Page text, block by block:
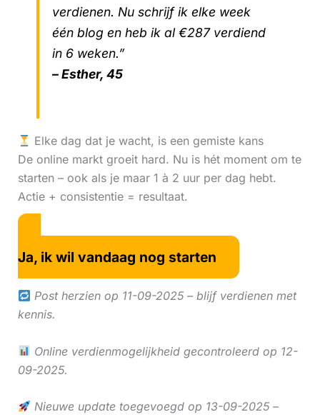
verdienen. Nu schrijf ik elke week
één blog en heb ik al €287 verdiend
in 6 weken.”
– Esther, 45
Elke dag dat je wacht, is een gemiste kans
De online markt groeit hard. Nu is hét moment om te
starten – ook als je maar 1 à 2 uur per dag hebt.
Actie + consistentie = resultaat.
Ja, ik wil vandaag nog starten
Post herzien op 11-09-2025 – blijf verdienen met
kennis.
Online verdienmogelijkheid gecontroleerd op 12-
09-2025.
Nieuwe update toegevoegd op 13-09-2025 –